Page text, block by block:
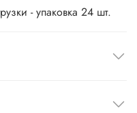
- упаковка 24 шт.